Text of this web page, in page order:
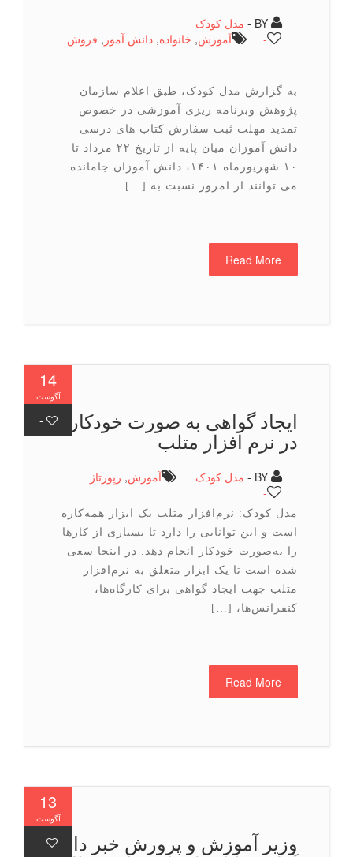
مدل کودک
آموزش,خانواده, دانش آموز,فروش
به گزارش مدل کودک، طبق اعلام سازمان
پژوهش وبرنامه ریزی آموزشی در خصوص
تمدید مهلت ثبت سفارش کتاب های درسی
دانش آموزان میان پایه از تاریخ ۲۲ مرداد تا
۱۰ شهریورماه ۱۴۰۱، دانش آموزان جامانده
می توانند از امروز نسبت به […]
Read More
ایجاد گواهی به صورت خودکار
در نرم افزار متلب
مدل کودک آموزش,رپورتاژ
مدل کودک: نرم‌افزار متلب یک ابزار همه‌کاره
است و این توانایی را دارد تا بسیاری از کارها
را به‌صورت خودکار انجام دهد. در اینجا سعی
شده است تا یک ابزار متعلق به نرم‌افزار
متلب جهت ایجاد گواهی برای کارگاه‌ها،
کنفرانس‌ها، […]
Read More
-
وزیر آموزش و پرورش خبر داد